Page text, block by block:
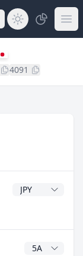
4091
Divisa del
Años CAGR